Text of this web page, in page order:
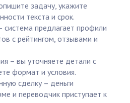
задачу, укажите
текста и срок.
предлагает профили
с рейтингом, отзывами и
– вы уточняете детали с
формат и условия.
сделку – деньги
и переводчик приступает к